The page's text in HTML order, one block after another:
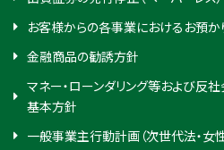
お客様からの各事業におけるお預か
金融商品の勧誘方針
マネー・ローンダリング等および反
基本方針
一般事業主行動計画（次世代法・女